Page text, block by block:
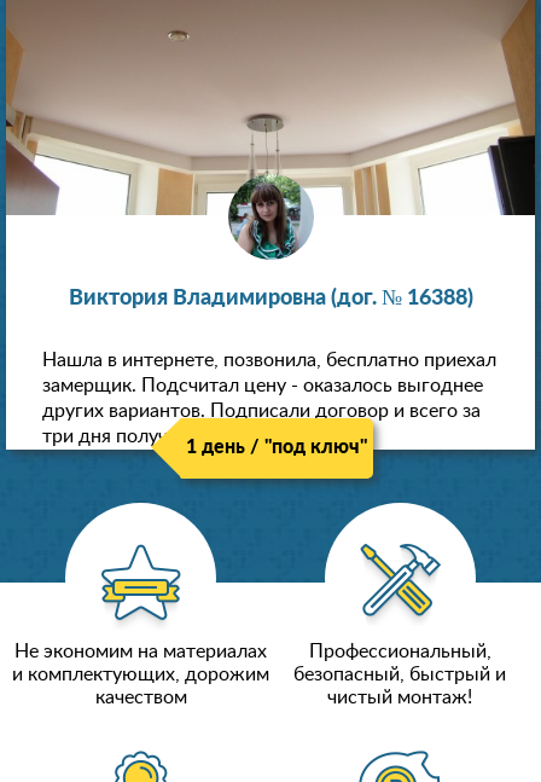
Виктория Владимировна (дог. № 16388)
Нашла в интернете, позвонила, бесплатно приехал
замерщик. Подсчитал цену - оказалось выгоднее
других вариантов. Подписали договор и всего за
три дня получили новые потолки!
1 день / "под ключ"
Не экономим на материалах
и комплектующих, дорожим
качеством
Профессиональный,
безопасный, быстрый и
чистый монтаж!